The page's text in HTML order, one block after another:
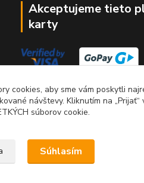
Akceptujeme tieto
karty
cookies, aby sme vám poskytli
návštevy. Kliknutím na
súborov cookie.
Súhlasím